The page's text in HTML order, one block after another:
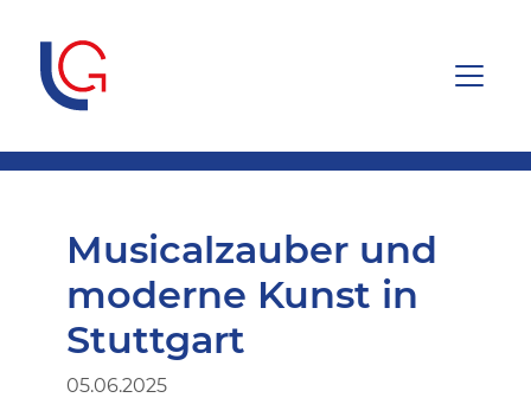
Musicalzauber und
moderne Kunst in
Stuttgart
05.06.2025